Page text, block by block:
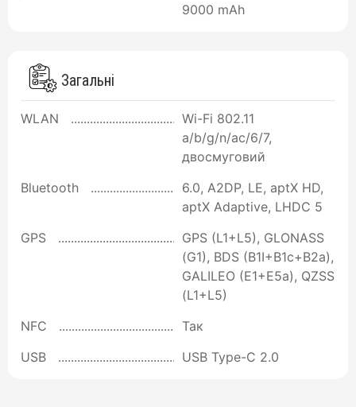
9000 mAh
Загальні
WLAN
Wi-Fi 802.11
a/b/g/n/ac/6/7,
двосмуговий
Bluetooth
6.0, A2DP, LE, aptX HD,
aptX Adaptive, LHDC 5
GPS
GPS (L1+L5), GLONASS
(G1), BDS (B1I+B1c+B2a),
GALILEO (E1+E5a), QZSS
(L1+L5)
NFC
Так
USB
USB Type-C 2.0